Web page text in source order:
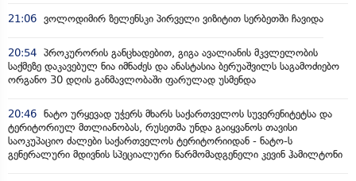
21:06 ვოლოდიმირ ზელენსკი პირველი ვიზიტით სერბეთში ჩავიდა
20:54 პროკურორის განცხადებით, გიგა ავალიანის მკვლელობის
საქმეზე დაკავებულ ნია იმნაძეს და ანასტასია ბერუაშვილს საგამოძიებო
ორგანო 30 დღის განმავლობაში ფარულად უსმენდა
20:46 ნატო ურყევად უჭერს მხარს საქართველოს სუვერენიტეტსა და
ტერიტორიულ მთლიანობას, რუსეთმა უნდა გაიყვანოს თავისი
საოკუპაციო ძალები საქართველოს ტერიტორიიდან - ნატო-ს
გენერალური მდივნის სპეციალური წარმომადგენელი კევინ ჰამილტონი